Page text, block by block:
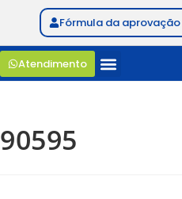
Fórmula da aprovação
Atendimento
90595